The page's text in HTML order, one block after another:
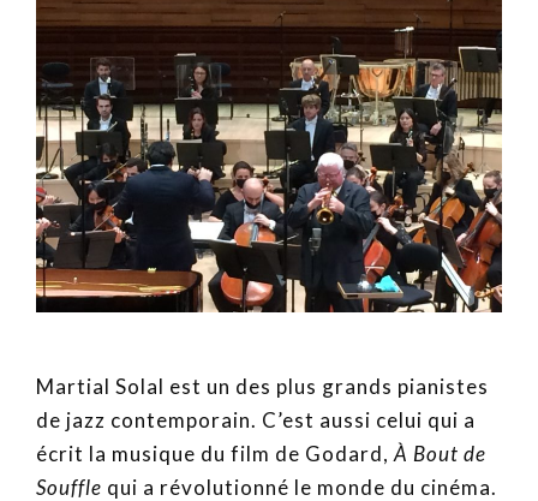
Martial Solal est un des plus grands pianistes
de jazz contemporain. C’est aussi celui qui a
écrit la musique du film de Godard, À Bout de
Souffle qui a révolutionné le monde du cinéma.